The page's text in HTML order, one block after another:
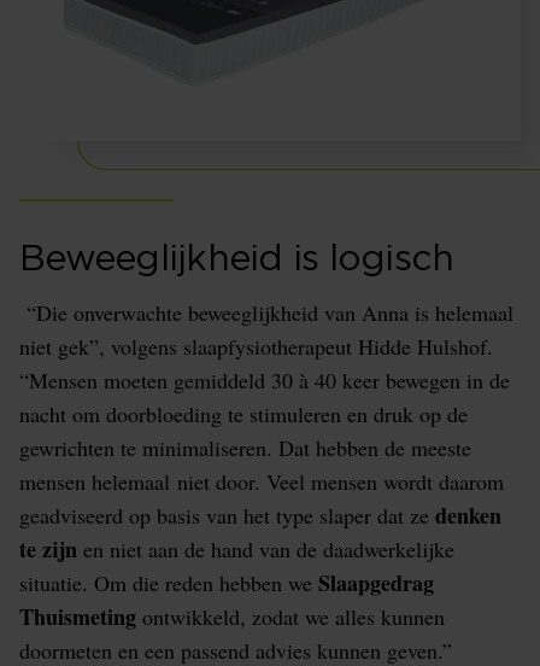
Beweeglijkheid is logisch
“Die onverwachte beweeglijkheid van Anna is helemaal
niet gek”, volgens slaapfysiotherapeut Hidde Hulshof.
“Mensen moeten gemiddeld 30 à 40 keer bewegen in de
nacht om doorbloeding te stimuleren en druk op de
gewrichten te minimaliseren. Dat hebben de meeste
mensen helemaal niet door. Veel mensen wordt daarom
geadviseerd op basis van het type slaper dat ze denken
te zijn en niet aan de hand van de daadwerkelijke
situatie. Om die reden hebben we Slaapgedrag
Thuismeting ontwikkeld, zodat we alles kunnen
doormeten en een passend advies kunnen geven.”